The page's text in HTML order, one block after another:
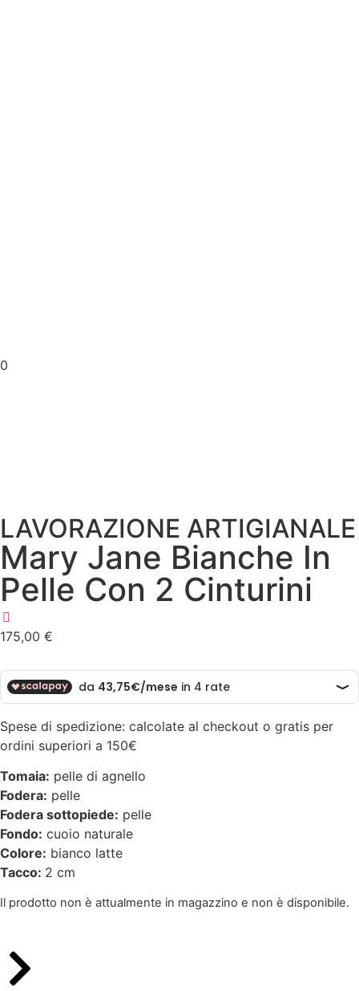
0
LAVORAZIONE ARTIGIANALE
Mary Jane Bianche In
Pelle Con 2 Cinturini
175,00 €
Spese di spedizione: calcolate al checkout o gratis per
ordini superiori a 150€
Tomaia: pelle di agnello
Fodera: pelle
Fodera sottopiede: pelle
Fondo: cuoio naturale
Colore: bianco latte
Tacco: 2 cm
Il prodotto non è attualmente in magazzino e non è disponibile.